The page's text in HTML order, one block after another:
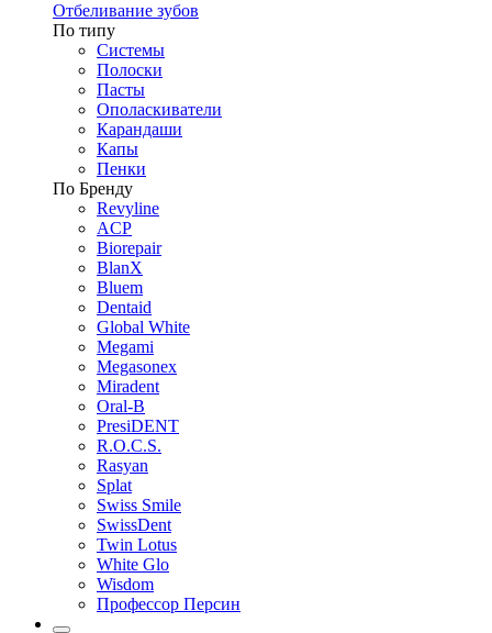
Отбеливание зубов
По типу
Системы
Полоски
Пасты
Ополаскиватели
Карандаши
Капы
Пенки
По Бренду
Revyline
ACP
Biorepair
BlanX
Bluem
Dentaid
Global White
Megami
Megasonex
Miradent
Oral-B
PresiDENT
R.O.C.S.
Rasyan
Splat
Swiss Smile
SwissDent
Twin Lotus
White Glo
Wisdom
Профессор Персин